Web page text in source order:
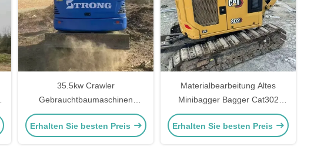
35.5kw Crawler
Gebrauchtbaumaschinen
Gebrauchtbagger TRONG
GC68
Erhalten Sie besten Preis
Materialbearbeitung Altes
Minibagger Bagger Cat302
Erdbewegungsmaschinen
Erhalten Sie besten Preis